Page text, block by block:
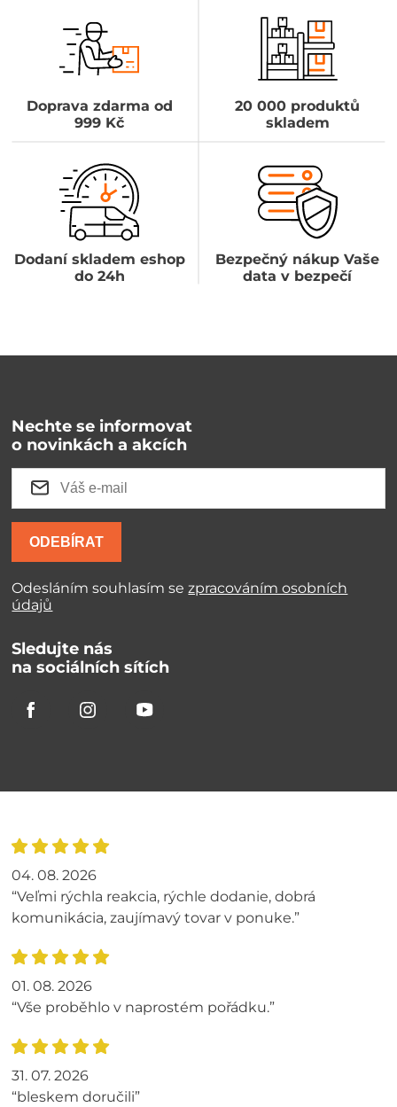
Doprava zdarma od
999 Kč
20 000 produktů
skladem
Dodaní skladem eshop
do 24h
Bezpečný nákup Vaše
data v bezpečí
Nechte se informovat
o novinkách a akcích
ODEBÍRAT
Odesláním souhlasím sezpracováním osobních
údajů
Sledujte nás
na sociálních sítích
04. 08. 2026
“Veľmi rýchla reakcia, rýchle dodanie, dobrá
komunikácia, zaujímavý tovar v ponuke.”
01. 08. 2026
“Vše proběhlo v naprostém pořádku.”
31. 07. 2026
“bleskem doručili”